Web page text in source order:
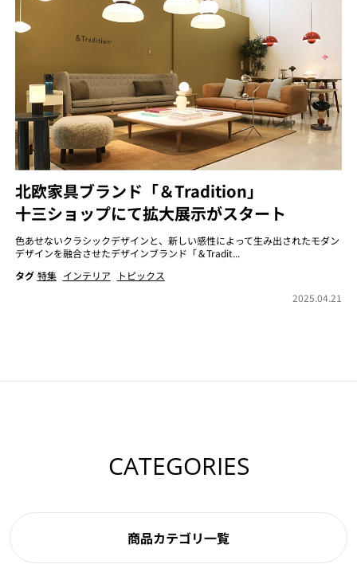
北欧家具ブランド「＆Tradition」
十三ショップにて拡大展示がスタート
色あせないクラシックデザインと、新しい感性によって生み出されたモダン
デザインを融合させたデザインブランド「＆Tradit...
タグ 特集 インテリア
トピックス
2025.04.21
CATEGORIES
商品カテゴリ一覧